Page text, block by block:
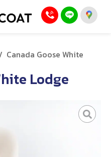
/ Canada Goose White
Lodge